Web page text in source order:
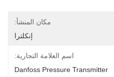
مكان المنشأ:
إنكلترا
اسم العلامة التجارية:
Danfoss Pressure Transmitter